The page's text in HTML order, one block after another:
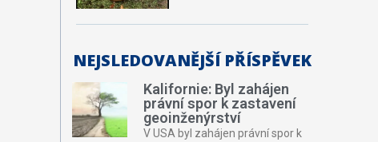
NEJSLEDOVANĚJŠÍ PŘÍSPĚVEK
Kalifornie: Byl zahájen
právní spor k zastavení
geoinženýrství
V USA byl zahájen právní spor k